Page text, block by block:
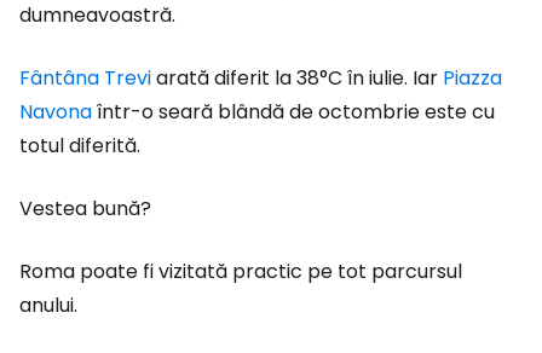
dumneavoastră.
Fântâna Treviarată diferit la 38°C în iulie. Iar Piazza
Navonaîntr-o seară blândă de octombrie este cu
totul diferită.
Vestea bună?
Roma poate fi vizitată practic pe tot parcursul
anului.